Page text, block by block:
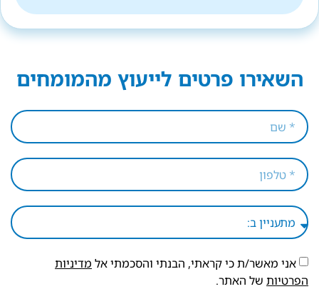
השאירו פרטים לייעוץ מהמומחים
אני מאשר/ת כי קראתי, הבנתי והסכמתי אל מדיניות
הפרטיות של האתר.